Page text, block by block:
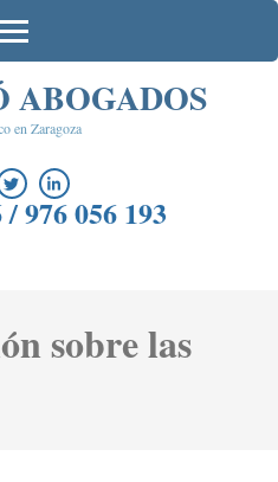
ABOGADOS
en Zaragoza
976 056 193
sobre las